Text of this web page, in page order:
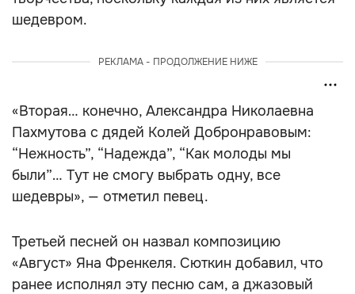
шедевром.
РЕКЛАМА - ПРОДОЛЖЕНИЕ НИЖЕ
«Вторая… конечно, Александра Николаевна
Пахмутова с дядей Колей Добронравовым:
“Нежность”, “Надежда”, “Как молоды мы
были”… Тут не смогу выбрать одну, все
шедевры», — отметил певец.
Третьей песней он назвал композицию
«Август» Яна Френкеля. Сюткин добавил, что
ранее исполнял эту песню сам, а джазовый